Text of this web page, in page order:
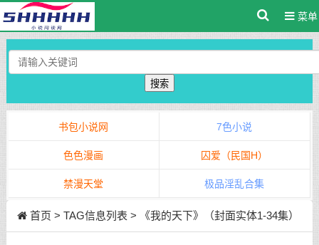
菜单
搜索
书包小说网 7色小说
色色漫画 囚爱（民国H）
禁漫天堂 极品淫乱合集
首页 > TAG信息列表 > 《我的天下》（封面实体1-34集）